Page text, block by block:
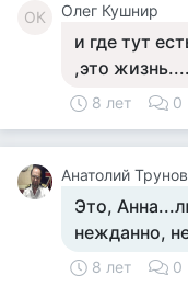
ОК Олег Кушнир
и где тут
,это
8 лет 0
Анатолий Трунов
Это,
нежданно,
8 лет 0